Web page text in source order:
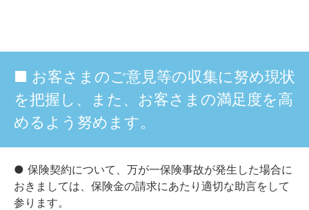
■ お客さまのご意見等の収集に努め現状
を把握し、また、お客さまの満足度を高
めるよう努めます。
● 保険契約について、万が一保険事故が発生した場合に
おきましては、保険金の請求にあたり適切な助言をして
参ります。